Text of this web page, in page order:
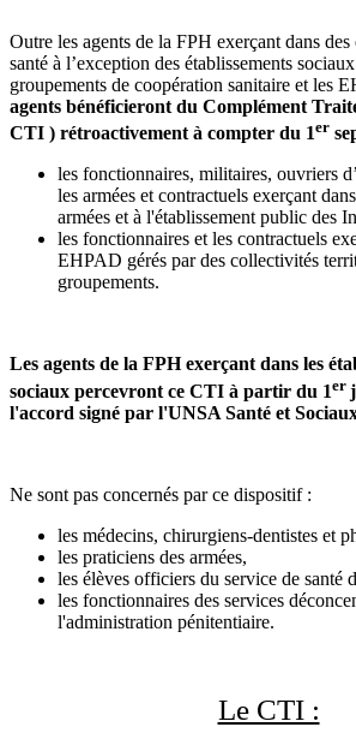
Outre les agents de la FPH exerçant dans des
santé à l’exception des établissements
groupements de coopération sanitaire et les
agents bénéficieront du Complément
CTI ) rétroactivement à compter du 1er
les fonctionnaires, militaires, ouvriers
les armées et contractuels exerçant
armées et à l'établissement public des
les fonctionnaires et les contractuels
EHPAD gérés par des collectivités
groupements.
Les agents de la FPH exerçant dans les
sociaux percevront ce CTI à partir du 1er
l'accord signé par l'UNSA Santé et
Ne sont pas concernés par ce dispositif :
les médecins, chirurgiens-dentistes et
les praticiens des armées,
les élèves officiers du service de santé
les fonctionnaires des services
l'administration pénitentiaire.
Le CTI :